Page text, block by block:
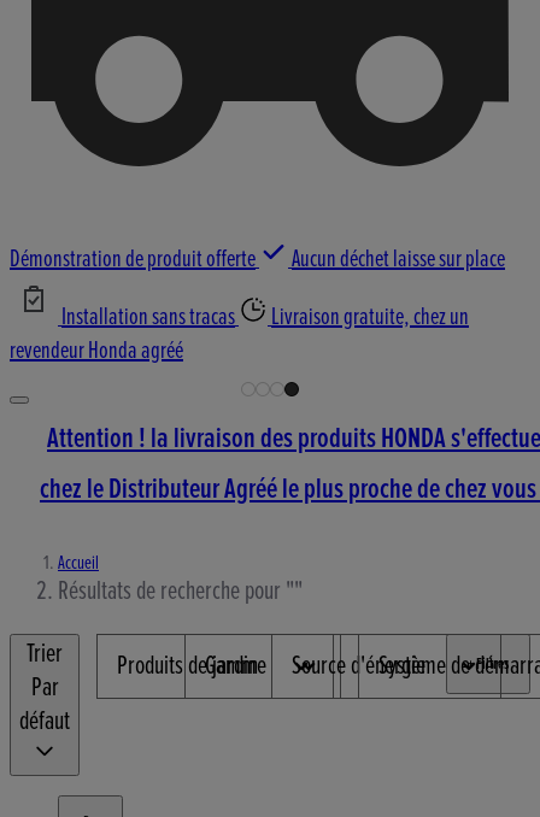
Démonstration de produit offerte
Aucun déchet laisse sur place
Installation sans tracas
Livraison gratuite, chez un
revendeur Honda agréé
Attention ! la livraison des produits HONDA s'effectue
chez le Distributeur Agréé le plus proche de chez
Accueil
Résultats de recherche pour ""
Trier
Par
défaut
Produits de jardin
Gamme Source d'énergieSystème de+ Filtres